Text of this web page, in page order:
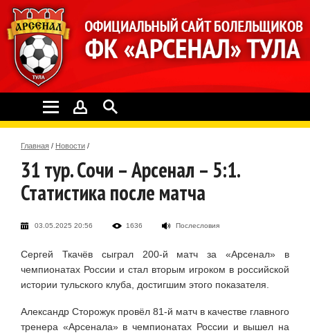
Главная / Новости /
31 тур. Сочи – Арсенал – 5:1.
Статистика после матча
03.05.2025 20:56 1636 Послесловия
Сергей Ткачёв сыграл 200-й матч за «Арсенал» в
чемпионатах России и стал вторым игроком в российской
истории тульского клуба, достигшим этого показателя.
Александр Сторожук провёл 81-й матч в качестве главного
тренера «Арсенала» в чемпионатах России и вышел на